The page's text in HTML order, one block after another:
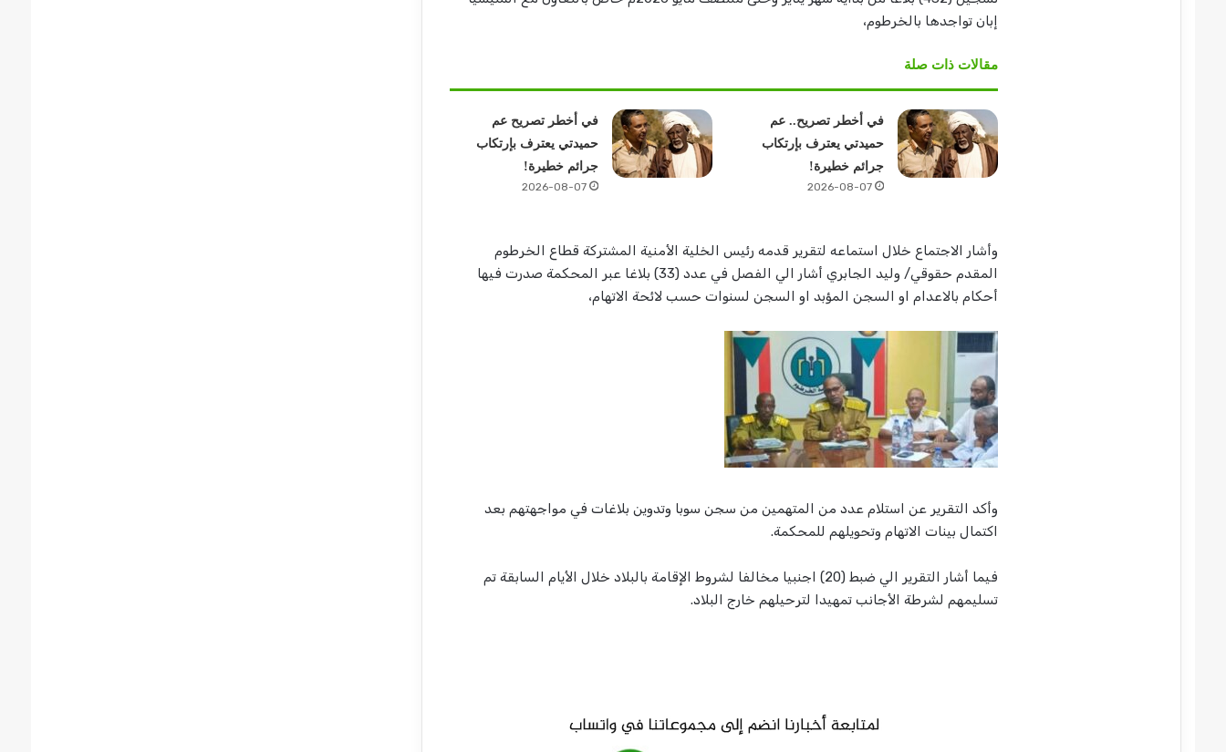
إبان تواجدها بالخرطوم،
مقالات ذات صلة
في أخطر تصريح.. عم
حميدتي يعترف بإرتكاب
جرائم خطيرة!
2026-08-07
في أخطر تصريح عم
حميدتي يعترف بإرتكاب
جرائم خطيرة!
2026-08-07
وأشار الاجتماع خلال استماعه لتقرير قدمه رئيس الخلية الأمنية المشتركة قطاع الخرطوم
المقدم حقوقي/ وليد الجابري أشار الي الفصل في عدد (33) بلاغا عبر المحكمة صدرت فيها
أحكام بالاعدام او السجن المؤبد او السجن لسنوات حسب لائحة الاتهام،
وأكد التقرير عن استلام عدد من المتهمين من سجن سوبا وتدوين بلاغات في مواجهتهم بعد
اكتمال بينات الاتهام وتحويلهم للمحكمة.
فيما أشار التقرير الي ضبط (20) اجنبيا مخالفا لشروط الإقامة بالبلاد خلال الأيام السابقة تم
تسليمهم لشرطة الأجانب تمهيدا لترحيلهم خارج البلاد.